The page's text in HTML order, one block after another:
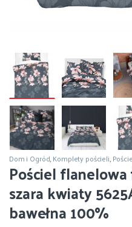
Dom i Ogród,Komplety pościeli,
Pościel
szara kwiaty
bawełna 100%